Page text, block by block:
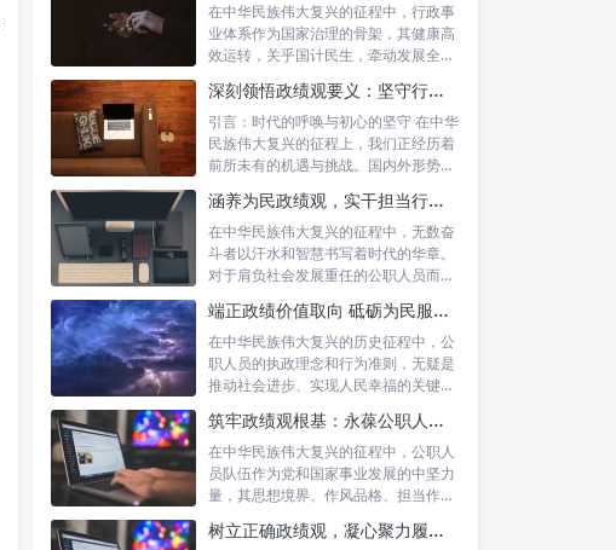
在中华民族伟大复兴的征程中，行政事
业体系作为国家治理的骨架，其健康高
效运转，关乎国计民生，牵动发展全
深刻领悟政绩观要义：坚守行政事业初心，绘就为民服务新篇章
引言：时代的呼唤与初心的坚守 在中华
民族伟大复兴的征程上，我们正经历着
前所未有的机遇与挑战。国内外形势复
涵养为民政绩观，实干担当行稳致远：新时代公仆的价值坐标与实践航向
在中华民族伟大复兴的征程中，无数奋
斗者以汗水和智慧书写着时代的华章。
对于肩负社会发展重任的公职人员而
端正政绩价值取向 砥砺为民服务初心：新时代公仆的责任与担当
在中华民族伟大复兴的历史征程中，公
职人员的执政理念和行为准则，无疑是
推动社会进步、实现人民幸福的关键所
筑牢政绩观根基：永葆公职人员本色的时代考量与实践路径
在中华民族伟大复兴的征程中，公职人
员队伍作为党和国家事业发展的中坚力
量，其思想境界、作风品格、担当作为
树立正确政绩观，凝心聚力履职尽责：新时代下的治理智慧与实践路径